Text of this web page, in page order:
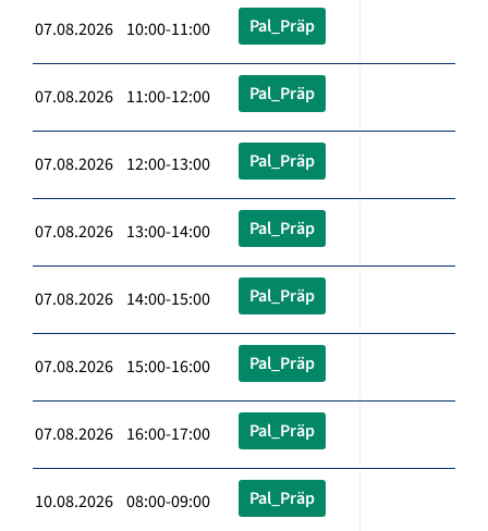
07.08.2026 10:00-11:00 Pal_Präp
07.08.2026 11:00-12:00 Pal_Präp
07.08.2026 12:00-13:00 Pal_Präp
07.08.2026 13:00-14:00 Pal_Präp
07.08.2026 14:00-15:00 Pal_Präp
07.08.2026 15:00-16:00 Pal_Präp
07.08.2026 16:00-17:00 Pal_Präp
10.08.2026 08:00-09:00 Pal_Präp